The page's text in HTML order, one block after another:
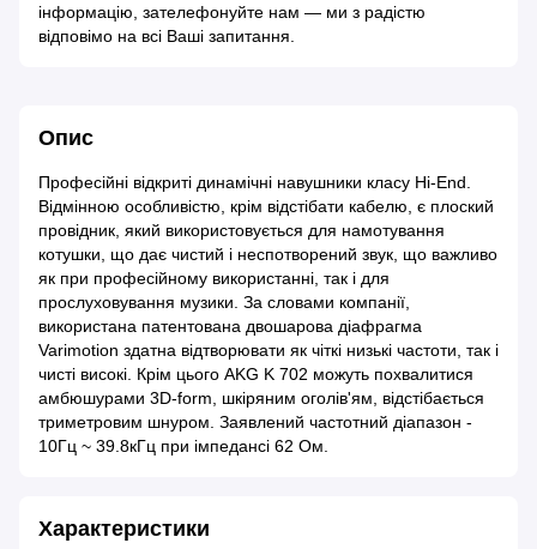
інформацію, зателефонуйте нам — ми з радістю
відповімо на всі Ваші запитання.
Опис
Професійні відкриті динамічні навушники класу Hi-End.
Відмінною особливістю, крім відстібати кабелю, є плоский
провідник, який використовується для намотування
котушки, що дає чистий і неспотворений звук, що важливо
як при професійному використанні, так і для
прослуховування музики. За словами компанії,
використана патентована двошарова діафрагма
Varimotion здатна відтворювати як чіткі низькі частоти, так і
чисті високі. Крім цього AKG K 702 можуть похвалитися
амбюшурами 3D-form, шкіряним оголів'ям, відстібається
триметровим шнуром. Заявлений частотний діапазон -
10Гц ~ 39.8кГц при імпедансі 62 Ом.
Характеристики